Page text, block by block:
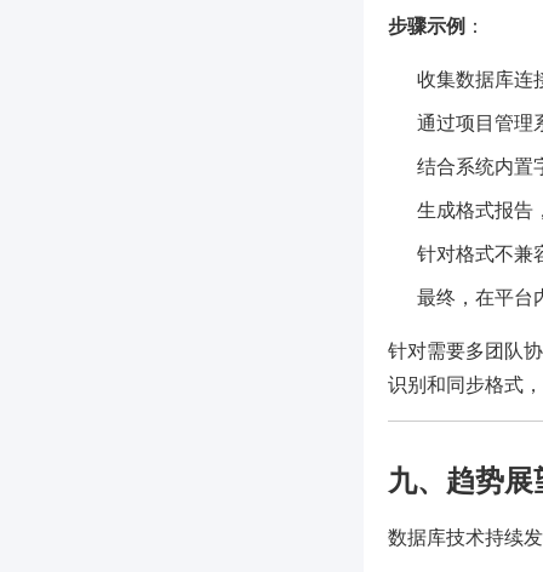
步骤示例 ：
收集数据库连
通过项目管理
结合系统内置
生成格式报告
针对格式不兼
最终，在平台
针对需要多团队
识别和同步格式
九、趋势
数据库技术持续